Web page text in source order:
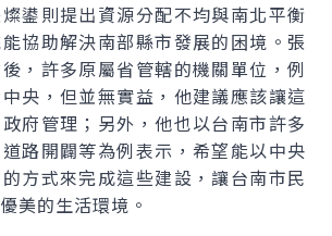
則提出資源分配不均與南北平衡
協助解決南部縣市發展的困境。張
，許多原屬省管轄的機關單位，例
央，但並無實益，他建議應該讓這
府管理；另外，他也以台南市許多
路開闢等為例表示，希望能以中央
方式來完成這些建設，讓台南市民
美的生活環境。